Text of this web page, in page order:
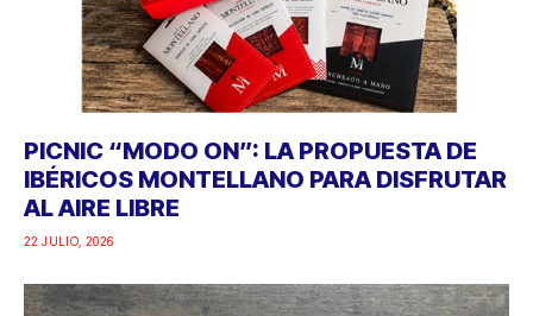
PICNIC “MODO ON”: LA PROPUESTA DE
IBÉRICOS MONTELLANO PARA DISFRUTAR
AL AIRE LIBRE
22 JULIO, 2026